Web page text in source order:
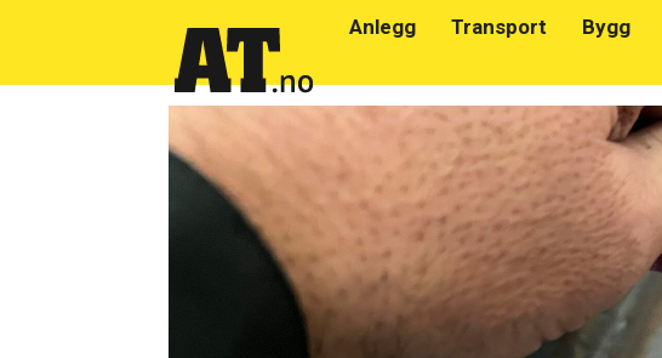
Anlegg Transport Bygg